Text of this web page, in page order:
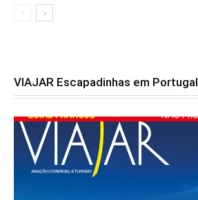
VIAJAR Escapadinhas em Portugal